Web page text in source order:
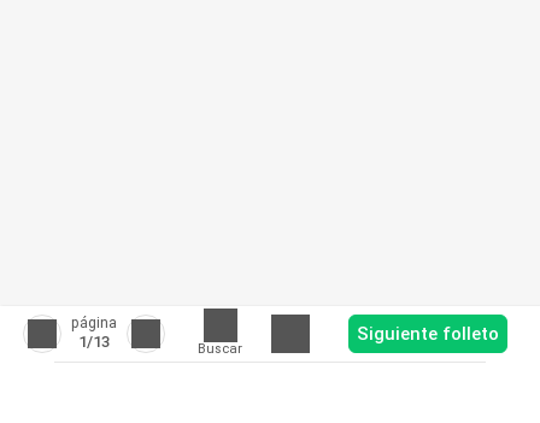
página
1/13 Buscar
Siguiente folleto